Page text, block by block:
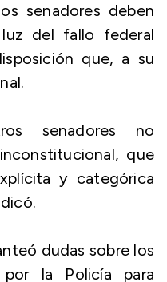
senadores deben
del fallo federal
que, a su
senadores no
que
y categórica
dudas sobre los
por la Policía para